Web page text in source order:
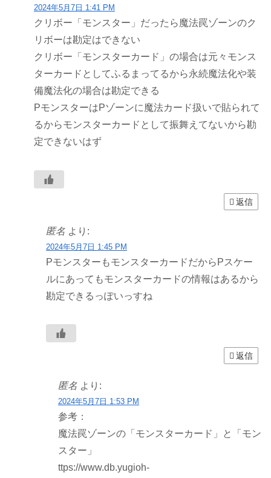
2024年5月7日 1:41 PM
クリボー「モンスター」だったら魔法罠ゾーンのク
リボーは勘定はできない
クリボー「モンスターカード」の場合は元々モンス
ターカードとしてふるまってるから永続魔法化や装
備魔法化の場合は勘定できる
PモンスターはPゾーンに魔法カード扱いで貼られて
るからモンスターカードとして振舞えてないから勘
定できないはず
返信
匿名 より:
2024年5月7日 1:45 PM
PモンスターもモンスターカードだからPスケー
ルにあってもモンスターカードの情報はあるから
勘定できるっぽいっすね
返信
匿名 より:
2024年5月7日 1:53 PM
参考：
魔法罠ゾーンの「モンスターカード」と「モン
スター」
ttps://www.db.yugioh-